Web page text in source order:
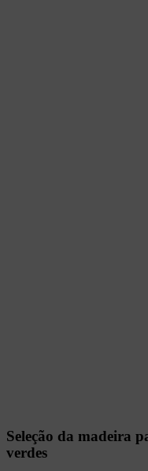
Seleção da madeira
verdes